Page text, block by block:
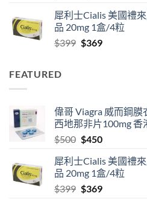
$799
through
犀利士Cialis 美國禮
品 20mg 1盒/4粒
$399 Original
$369Current
FEATURED
偉哥 Viagra 威而鋼
西地那非片100mg 香
$500 Original
was:
$500.
$450Current
is:
$450.
犀利士Cialis 美國禮
品 20mg 1盒/4粒
$399 Original
$369Current